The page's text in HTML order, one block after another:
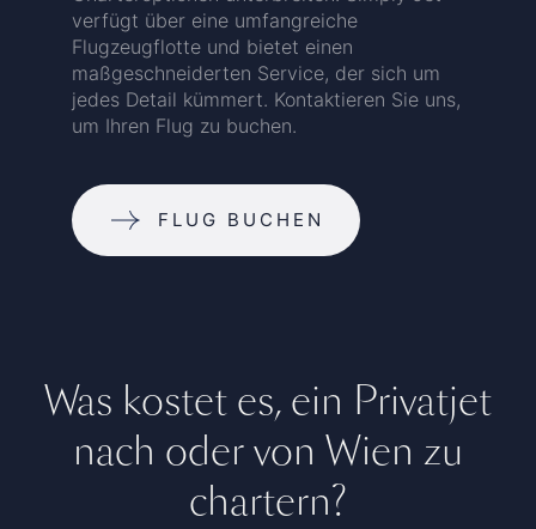
verfügt über eine umfangreiche
Flugzeugflotte und bietet einen
maßgeschneiderten Service, der sich um
jedes Detail kümmert. Kontaktieren Sie uns,
um Ihren Flug zu buchen.
FLUG BUCHEN
Was kostet es, ein Privatjet
nach oder von Wien zu
chartern?